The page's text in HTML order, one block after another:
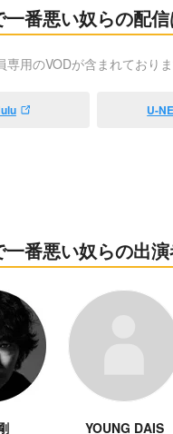
一番悪い奴らの配
専用のVODが含まれており
U-
一番悪い奴らの出
YOUNG DAIS